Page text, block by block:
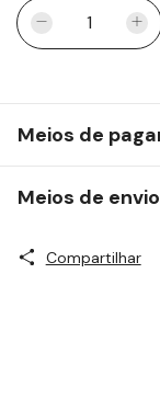
Meios de
Meios de envio
Compartilhar